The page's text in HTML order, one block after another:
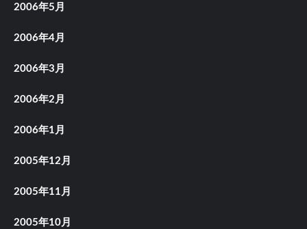
2006年5月
2006年4月
2006年3月
2006年2月
2006年1月
2005年12月
2005年11月
2005年10月